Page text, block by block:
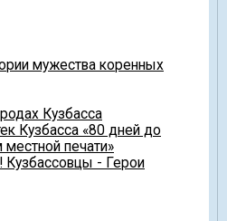
мужества коренных
Кузбасса
Кузбасса «80 дней до
печати»
Кузбассовцы - Герои